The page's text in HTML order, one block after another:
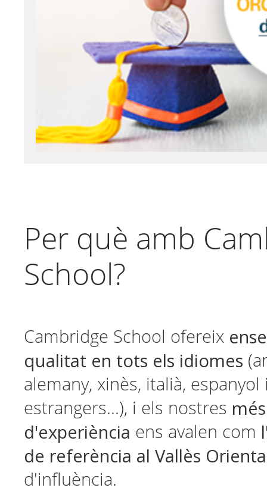
Per què amb
School?
Cambridge School ofereix
qualitat en tots els idiomes
alemany, xinès, italià,
estrangers...), i els nostres
d'experiència ens avalen com
de referència al Vallès
d'influència.